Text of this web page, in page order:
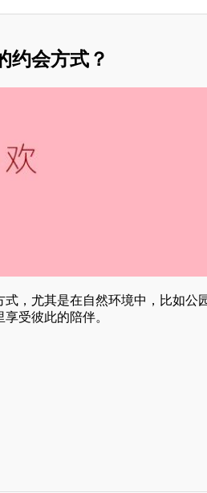
约会方式？
，尤其是在自然环境中，比如公
受彼此的陪伴。